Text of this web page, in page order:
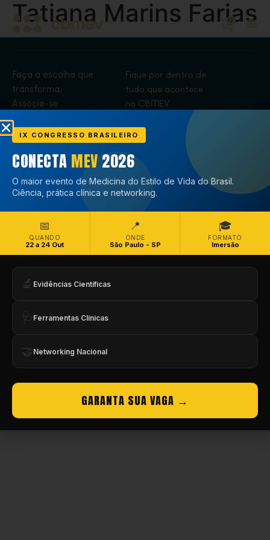
0
Tatiana Marins Farias
Faça a escolha que
transforma,
Associe-se
Associe-se
Fique por dentro de
tudo que acontece
no CBMEV
IX CONGRESSO BRASILEIRO
CONECTA MEV 2026
O maior evento de Medicina do Estilo de Vida do Brasil.
Ciência, prática clínica e networking.
📅
QUANDO
22 a 24 Out
📍
ONDE
São Paulo - SP
🎓
FORMATO
Imersão
🔬 Evidências Científicas
🩺 Ferramentas Clínicas
🤝 Networking Nacional
GARANTA SUA VAGA →